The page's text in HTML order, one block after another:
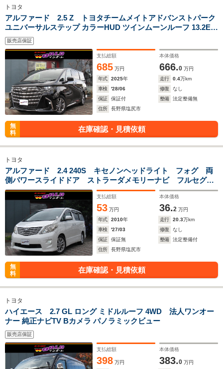
トヨタ
アルファード 2.5 Z トヨタチームメイトアドバンストパーク
ユニバーサルステップ カラーHUD ツインムーンルーフ 13.2EL
後席ディスプレイ 寒冷地仕様 プレミアムサウンド
販売店保証
支払総額
685 万円
本体価格
666.0 万円
年式
2025年 走行 0.4万km
車検
'28/06 修復
なし
保証
保証付 整備
法定整備無
住所
長野県塩尻市
無
料
在庫確認・見積依頼
トヨタ
アルファード 2.4 240S キセノンヘッドライト フォグ 両
側パワースライドドア ストラーダメモリーナビ フルセグ
TV Bluetooth バックカメラ 純正18AW エンジンスタータ
ー スマートキー ETC 8人乗り
支払総額
53 万円
本体価格
36.2 万円
年式
2010年 走行 20.3万km
車検
'27/03 修復
なし
保証
保証無 整備
法定整備付
住所
長野県塩尻市
無
料
在庫確認・見積依頼
トヨタ
ハイエース 2.7 GL ロング ミドルルーフ 4WD 法人ワンオー
ナー 純正ナビTV Bカメラ パノラミックビュー
販売店保証
支払総額
398 万円
本体価格
383.0 万円